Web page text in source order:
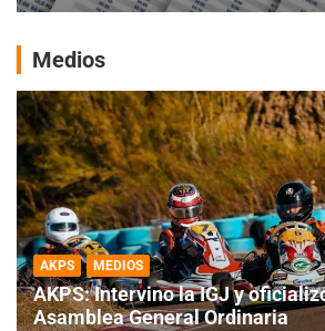
Medios
AKPS MEDIOS
AKPS: Intervino la IGJ y
Asamblea General Ordinaria